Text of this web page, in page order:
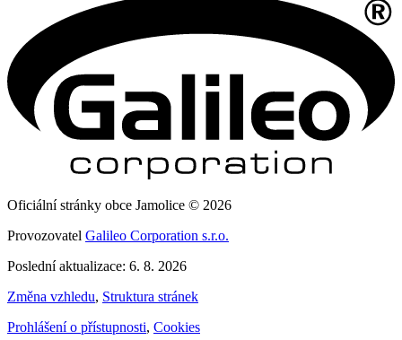
Oficiální stránky obce Jamolice © 2026
Provozovatel Galileo Corporation s.r.o.
Poslední aktualizace: 6. 8. 2026
Změna vzhledu, Struktura stránek
Prohlášení o přístupnosti, Cookies